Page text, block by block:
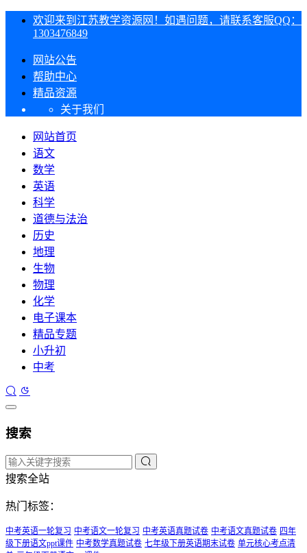
欢迎来到江苏教学资源网！如遇问题，请联系客服QQ：
1303476849
网站公告
帮助中心
精品资源
关于我们
网站首页
语文
数学
英语
科学
道德与法治
历史
地理
生物
物理
化学
电子课本
精品专题
小升初
中考
搜索
搜索全站
热门标签：
中考英语一轮复习 中考语文一轮复习 中考英语真题试卷 中考语文真题试卷 四年
级下册语文ppt课件 中考数学真题试卷 七年级下册英语期末试卷 单元核心考点清